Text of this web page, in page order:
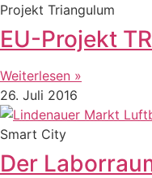
Projekt Triangulum
EU-Projekt
Weiterlesen »
26. Juli 2016
Smart City
Der